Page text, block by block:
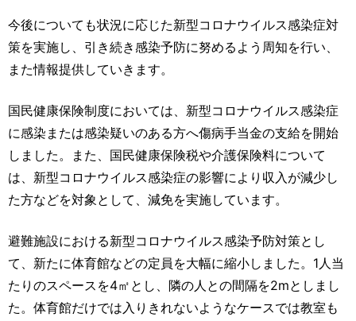
今後についても状況に応じた新型コロナウイルス感染症対
策を実施し、引き続き感染予防に努めるよう周知を行い、
また情報提供していきます。
国民健康保険制度においては、新型コロナウイルス感染症
に感染または感染疑いのある方へ傷病手当金の支給を開始
しました。また、国民健康保険税や介護保険料について
は、新型コロナウイルス感染症の影響により収入が減少し
た方などを対象として、減免を実施しています。
避難施設における新型コロナウイルス感染予防対策とし
て、新たに体育館などの定員を大幅に縮小しました。1人当
たりのスペースを4㎡とし、隣の人との間隔を2mとしまし
た。体育館だけでは入りきれないようなケースでは教室も